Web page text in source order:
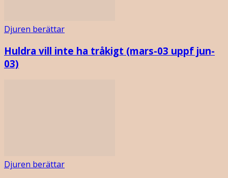
Djuren berättar
Huldra vill inte ha tråkigt (mars-03 uppf jun-
03)
Djuren berättar